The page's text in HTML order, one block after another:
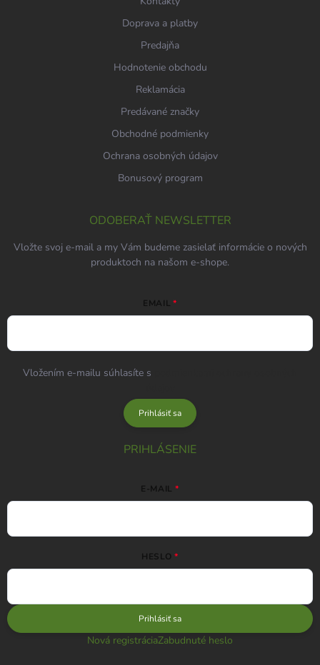
Doprava a platby
Predajňa
Hodnotenie obchodu
Reklamácia
Predávané značky
Obchodné podmienky
Ochrana osobných údajov
Bonusový program
ODOBERAŤ NEWSLETTER
Vložte svoj e-mail a my Vám budeme zasielať informácie o nových
produktoch na našom e-shope.
EMAIL
Vložením e-mailu súhlasíte s
Prihlásiť sa
PRIHLÁSENIE
E-MAIL
HESLO
Prihlásiť sa
Nová registráciaZabudnuté heslo